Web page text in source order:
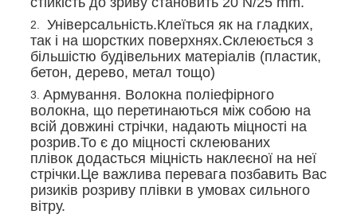
Універсальність.Клеїться як на гладких,
так і на шорстких поверхнях.Склеюється з
більшістю будівельних матеріалів (пластик,
бетон, дерево, метал тощо)
Армування. Волокна поліефірного
волокна, що перетинаються між собою на
всій довжині стрічки, надають міцності на
розрив.То є до міцності склеюваних
плівок додасться міцність наклеєної на неї
стрічки.Це важлива перевага позбавить Вас
ризиків розриву плівки в умовах сильного
вітру.